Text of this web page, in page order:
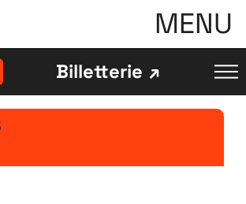
MENU
Billetterie